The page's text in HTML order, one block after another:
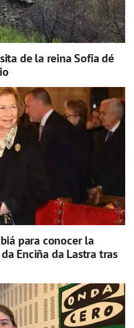
de la reina Sofía dé
para conocer la
Enciña da Lastra tras